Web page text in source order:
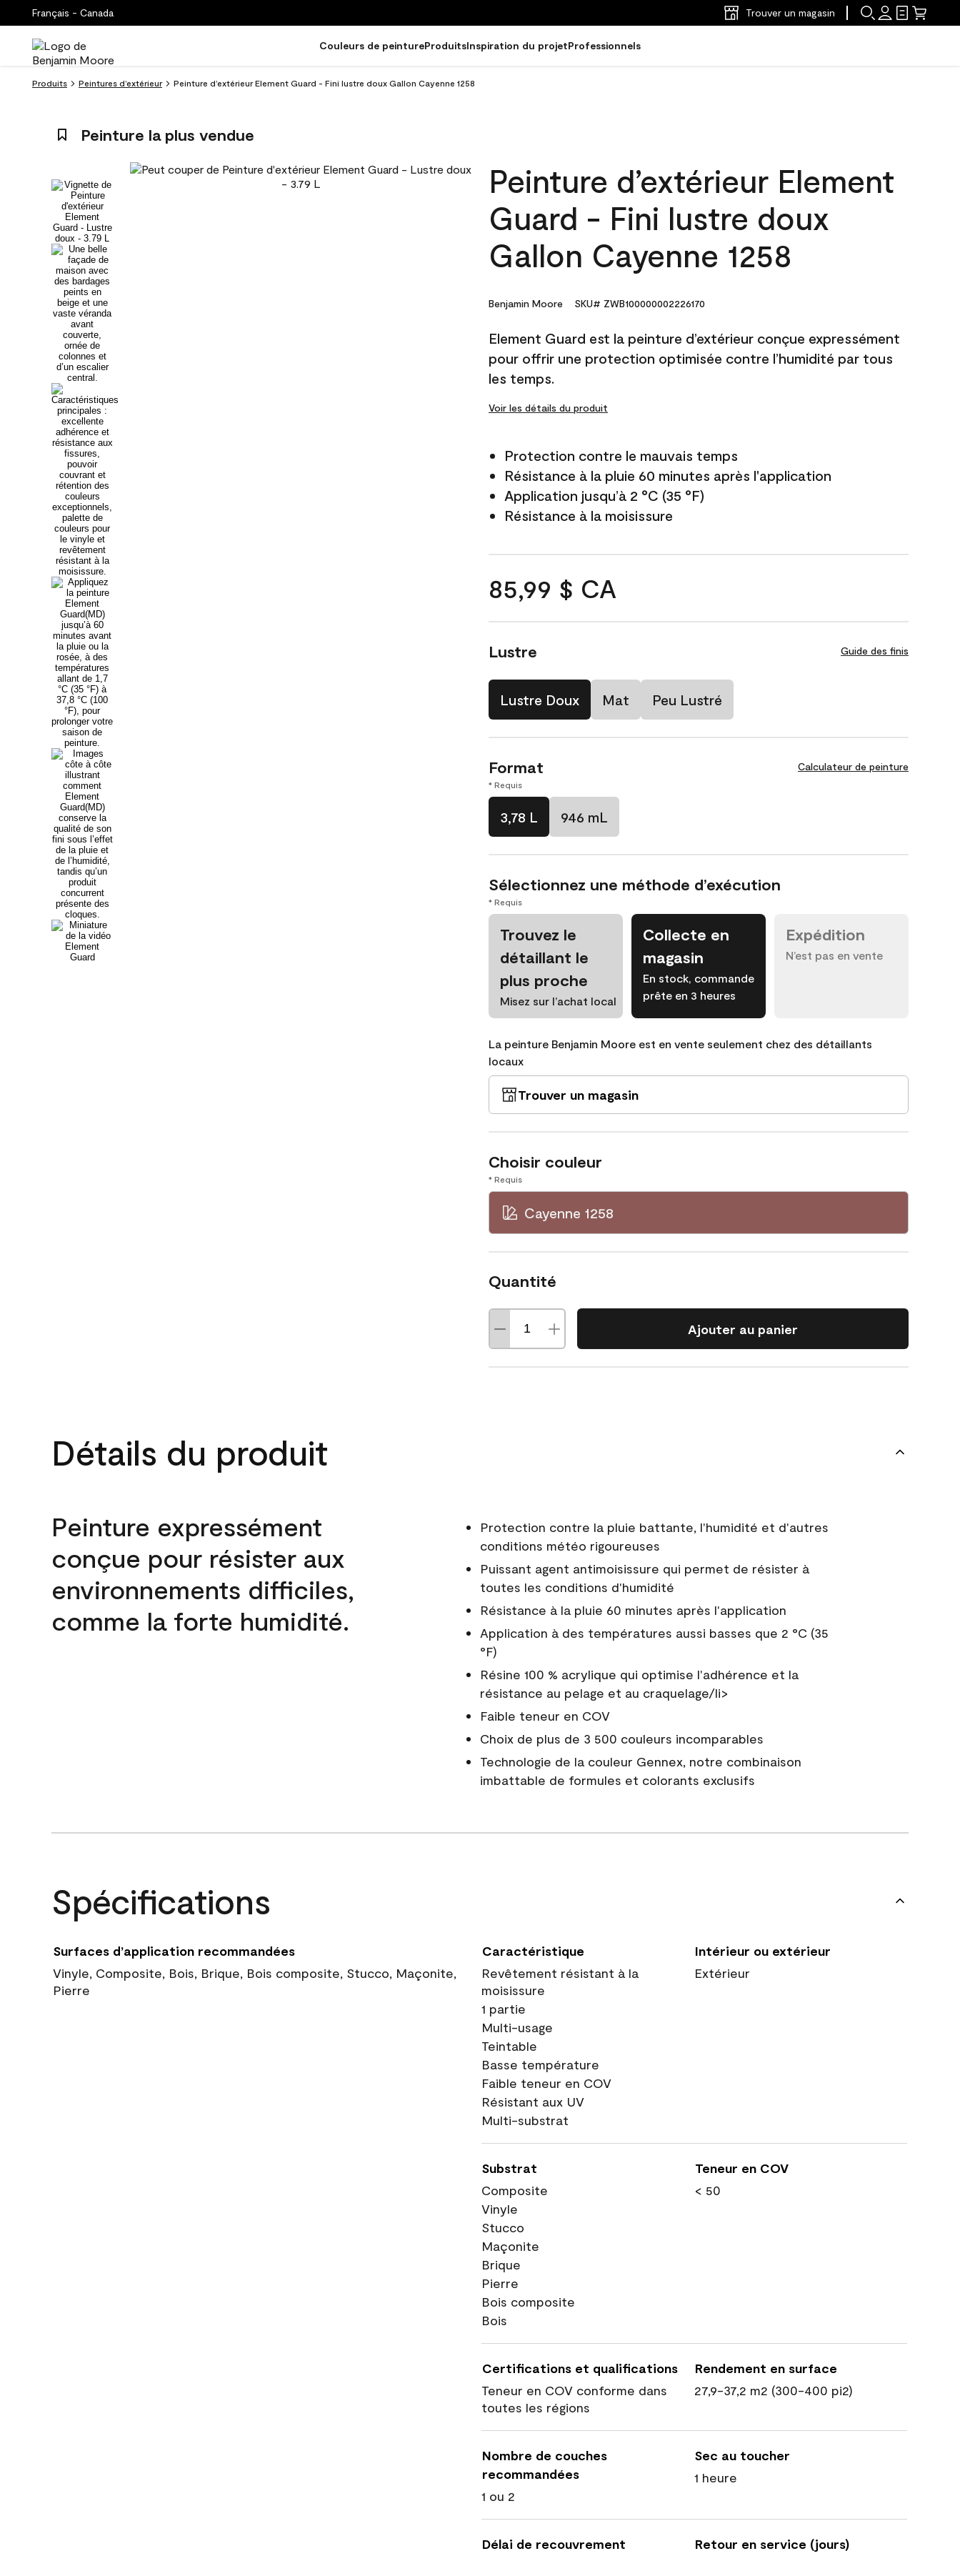
Français - Canada Trouver un magasin
Couleurs de peintureProduitsInspiration du projetProfessionnels
Produits Peintures d’extérieur Peinture d’extérieur Element Guard - Fini lustre doux Gallon Cayenne 1258
Peinture la plus vendue
Peinture d’extérieur Element
Guard - Fini lustre doux
Gallon Cayenne 1258
Benjamin Moore SKU# ZWB100000002226170
Element Guard est la peinture d’extérieur conçue expressément
pour offrir une protection optimisée contre l’humidité par tous
les temps.
Voir les détails du produit
Protection contre le mauvais temps
Résistance à la pluie 60 minutes après l'application
Application jusqu’à 2 °C (35 °F)
Résistance à la moisissure
85,99 $ CA
Lustre Guide des finis
Lustre Doux Mat Peu Lustré
Format Calculateur de peinture
* Requis
3,78 L 946 mL
Sélectionnez une méthode d’exécution
* Requis
Trouvez le
détaillant le
plus proche
Misez sur l’achat local
Collecte en
magasin
En stock, commande
prête en 3 heures
Expédition
N’est pas en vente
La peinture Benjamin Moore est en vente seulement chez des détaillants
locaux
Trouver un magasin
Choisir couleur
* Requis
Cayenne 1258
Quantité
Ajouter au panier
Détails du produit
Peinture expressément
conçue pour résister aux
environnements difficiles,
comme la forte humidité.
Protection contre la pluie battante, l'humidité et d'autres
conditions météo rigoureuses
Puissant agent antimoisissure qui permet de résister à
toutes les conditions d'humidité
Résistance à la pluie 60 minutes après l'application
Application à des températures aussi basses que 2 °C (35
°F)
Résine 100 % acrylique qui optimise l'adhérence et la
résistance au pelage et au craquelage/li>
Faible teneur en COV
Choix de plus de 3 500 couleurs incomparables
Technologie de la couleur Gennex, notre combinaison
imbattable de formules et colorants exclusifs
Spécifications
Surfaces d’application recommandées
Vinyle, Composite, Bois, Brique, Bois composite, Stucco, Maçonite,
Pierre
Caractéristique
Revêtement résistant à la
moisissure
1 partie
Multi-usage
Teintable
Basse température
Faible teneur en COV
Résistant aux UV
Multi-substrat
Intérieur ou extérieur
Extérieur
Substrat
Composite
Vinyle
Stucco
Maçonite
Brique
Pierre
Bois composite
Bois
Teneur en COV
< 50
Certifications et qualifications
Teneur en COV conforme dans
toutes les régions
Rendement en surface
27,9-37,2 m2 (300-400 pi2)
Nombre de couches
recommandées
1 ou 2
Sec au toucher
1 heure
Délai de recouvrement
Retour en service (jours)